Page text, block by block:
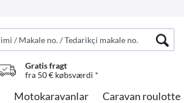
Gratis fragt
fra 50 € købsværdi *
Motokaravanlar Caravan roulotte